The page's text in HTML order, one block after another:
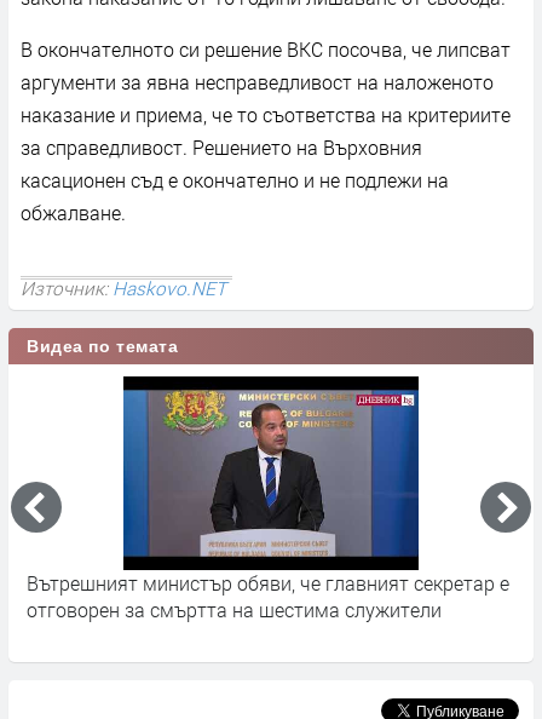
В окончателното си решение ВКС посочва, че липсват
аргументи за явна несправедливост на наложеното
наказание и приема, че то съответства на критериите
за справедливост. Решението на Върховния
касационен съд е окончателно и не подлежи на
обжалване.
Източник:Haskovo.NET
Видеа по темата
Вътрешният министър обяви, че главният секретар е
отговорен за смъртта на шестима служители